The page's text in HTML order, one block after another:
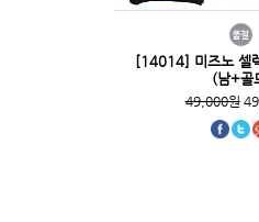
[14014] 미즈노 셀
(남+골
49,000원